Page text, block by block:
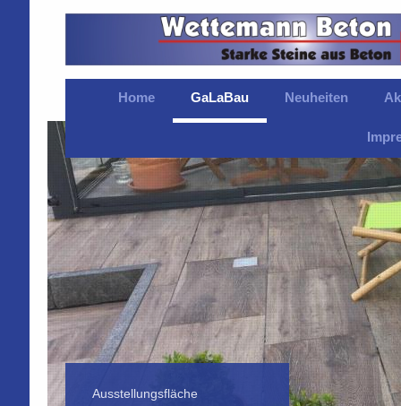
Home GaLaBau Neuheiten
Ausstellungsfläche